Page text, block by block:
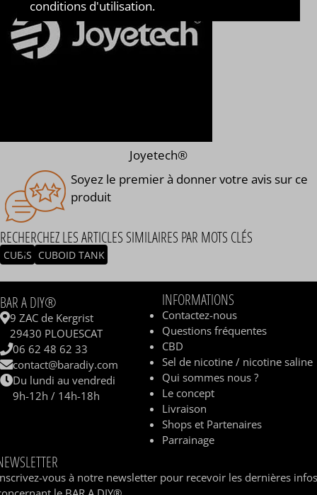
Joyetech®
Soyez le premier à donner votre avis sur ce
produit
RECHERCHEZ LES ARTICLES SIMILAIRES PAR MOTS CLÉS
CUBIS CUBOID TANK
BAR A DIY®
9 ZAC de Kergrist
29430 PLOUESCAT
06 62 48 62 33
contact@baradiy.com
Du lundi au vendredi
9h-12h / 14h-18h
INFORMATIONS
Contactez-nous
Questions fréquentes
CBD
Sel de nicotine / nicotine saline
Qui sommes nous ?
Le concept
Livraison
Shops et Partenaires
Parrainage
vous à notre newsletter pour recevoir les dernières
conditions d'utilisation.